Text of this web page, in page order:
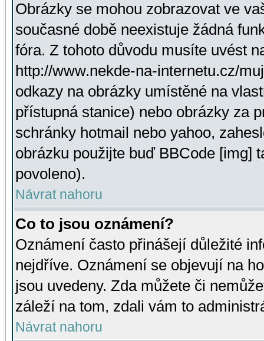
Obrázky se mohou zobrazovat ve
současné době neexistuje žádná
fóra. Z tohoto důvodu musíte uvést
http://www.nekde-na-internetu.cz/
odkazy na obrázky umístěné na
přístupná stanice) nebo obrázky za
schránky hotmail nebo yahoo,
obrázku použijte buď BBCode [img]
povoleno).
Návrat nahoru
Co to jsou oznámení?
Oznámení často přinášejí důležité
nejdříve. Oznámení se objevují na
jsou uvedeny. Zda můžete či
záleží na tom, zdali vám to
Návrat nahoru